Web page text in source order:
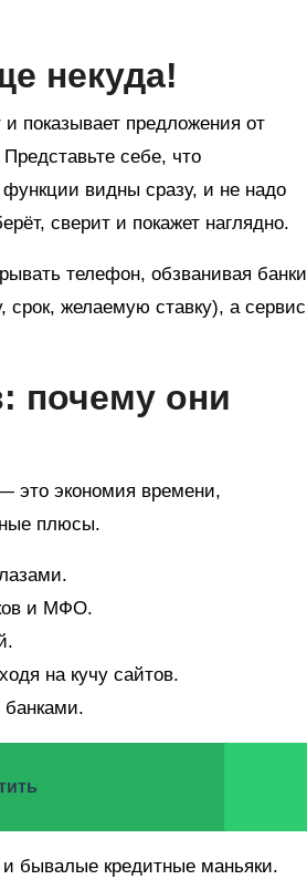
некуда!
показывает предложения от
себе, что
видны сразу, и не надо
сверит и покажет наглядно.
телефон, обзванивая банки
желаемую ставку), а сервис
почему они
это экономия времени,
плюсы.
и МФО.
на кучу сайтов.
бывалые кредитные маньяки.